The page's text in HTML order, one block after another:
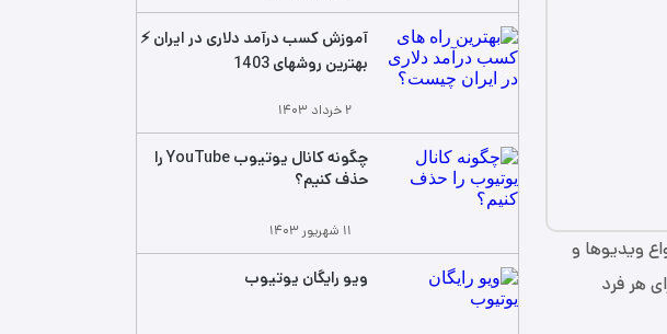
ویدیوها و
هر فرد
آموزش کسب درآمد دلاری در ایران ⚡️
بهترین روشهای 1403
۲ خرداد ۱۴۰۳
چگونه کانال یوتیوب YouTube را
حذف کنیم؟
۱۱ شهریور ۱۴۰۳
ویو رایگان یوتیوب